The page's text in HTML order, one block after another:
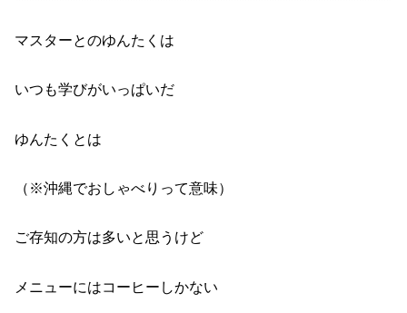
マスターとのゆんたくは
いつも学びがいっぱいだ
ゆんたくとは
（※沖縄でおしゃべりって意味）
ご存知の方は多いと思うけど
メニューにはコーヒーしかない